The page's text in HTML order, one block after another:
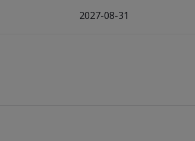
2027-08-31